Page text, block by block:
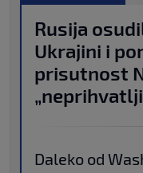
Rusija
Ukrajini i
prisutnost
Daleko od